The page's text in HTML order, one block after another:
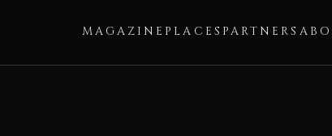
MAGAZINE PLACES PARTNERS